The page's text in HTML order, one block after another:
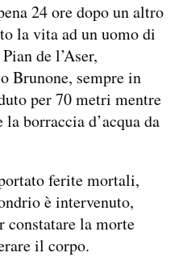
24 ore dopo un altro
la vita ad un uomo di
de l’Aser,
Brunone, sempre in
per 70 metri mentre
borraccia d’acqua da
ferite mortali,
è intervenuto,
constatare la morte
il corpo.